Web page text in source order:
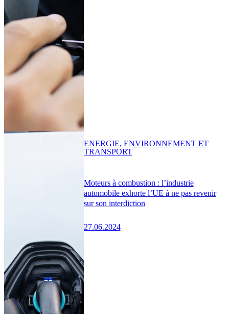
Moteurs à combustion : l’industrie
automobile exhorte l’UE à ne pas revenir
sur son interdiction
27.06.2024
ENERGIE, ENVIRONNEMENT ET
TRANSPORT